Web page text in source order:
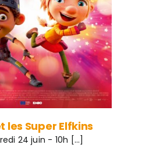
les Super Elfkins
24 juin - 10h [...]